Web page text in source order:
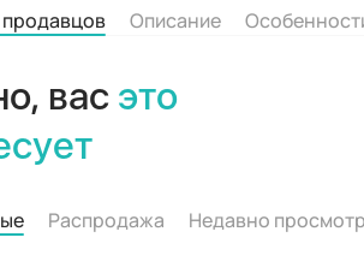
Описание
вас это
Распродажа Недавно